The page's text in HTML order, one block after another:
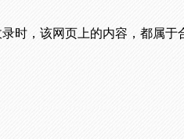
时，该网页上的内容，都属于